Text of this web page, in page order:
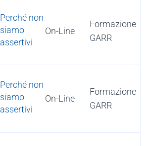
Perché non
siamo
assertivi
On-Line
Formazione
GARR
Perché non
siamo
assertivi
On-Line
Formazione
GARR